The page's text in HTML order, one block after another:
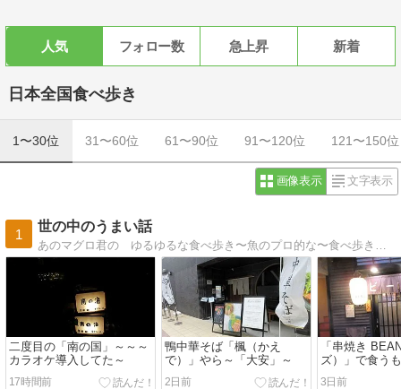
人気 フォロー数 急上昇 新着
日本全国食べ歩き
1〜30位 31〜60位 61〜90位 91〜120位 121〜150位
画像表示 文字表示
1
世の中のうまい話
二度目の「南の国」～～～
カラオケ導入してた～
17時間前
鴨中華そば「楓（かえ
で）」やら～「大安」～
2日前
「串焼き
ズ）」で食う
る～～
3日前